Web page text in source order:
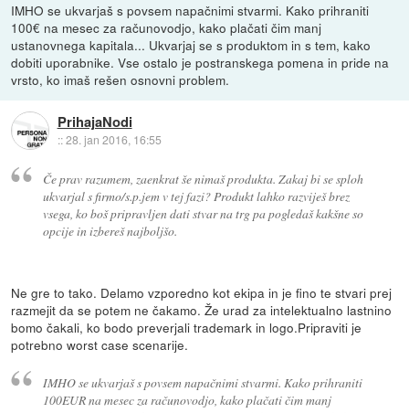
IMHO se ukvarjaš s povsem napačnimi stvarmi. Kako prihraniti
100€ na mesec za računovodjo, kako plačati čim manj
ustanovnega kapitala... Ukvarjaj se s produktom in s tem, kako
dobiti uporabnike. Vse ostalo je postranskega pomena in pride na
vrsto, ko imaš rešen osnovni problem.
PrihajaNodi
::28. jan 2016, 16:55
Če prav razumem, zaenkrat še nimaš produkta. Zakaj bi se sploh
ukvarjal s firmo/s.p.jem v tej fazi? Produkt lahko razviješ brez
vsega, ko boš pripravljen dati stvar na trg pa pogledaš kakšne so
opcije in izbereš najboljšo.
Ne gre to tako. Delamo vzporedno kot ekipa in je fino te stvari prej
razmejit da se potem ne čakamo. Že urad za intelektualno lastnino
bomo čakali, ko bodo preverjali trademark in logo.Pripraviti je
potrebno worst case scenarije.
IMHO se ukvarjaš s povsem napačnimi stvarmi. Kako prihraniti
100EUR na mesec za računovodjo, kako plačati čim manj